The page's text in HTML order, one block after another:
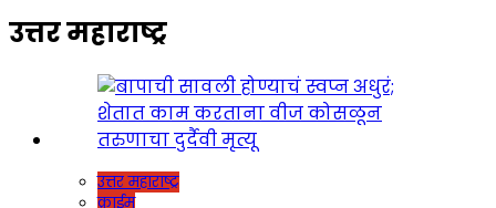
उत्तर महाराष्ट्र
उत्तर महाराष्ट्र
क्राईम